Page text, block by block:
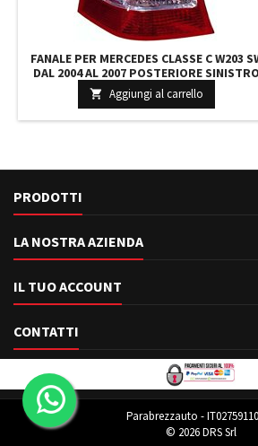
FANALE PER MERCEDES CLASSE C W203
DAL 2004 AL 2007 POSTERIORE SINISTRO
EQUIVALENTE FARI MAGNETI MARELLI LUCI
BIANCO E ROSSO
 Aggiungi al carrello
PRODOTTI
LA NOSTRA AZIENDA
IL TUO ACCOUNT
CONTATTI
Parabrezzauto -
© 2026 DRS Srl